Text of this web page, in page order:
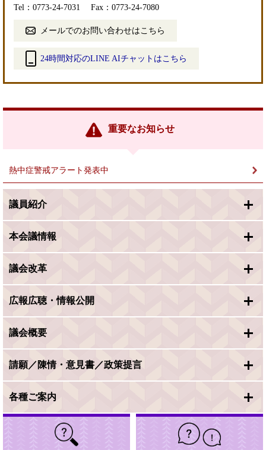
Tel：0773-24-7031
Fax：0773-24-7080
メールでのお問い合わせはこちら
24時間対応のLINE AIチャットはこちら
リ
重要なお知らせ
熱中症警戒アラート発表中
議員紹介
本会議情報
議会改革
広報広聴・情報公開
議会概要
請願／陳情・意見書／政策提言
各種ご案内